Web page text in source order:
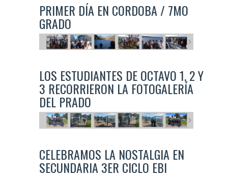
PRIMER DÍA EN CORDOBA / 7MO
GRADO
LOS ESTUDIANTES DE OCTAVO 1, 2 Y
3 RECORRIERON LA FOTOGALERÍA
DEL PRADO
CELEBRAMOS LA NOSTALGIA EN
SECUNDARIA 3ER CICLO EBI